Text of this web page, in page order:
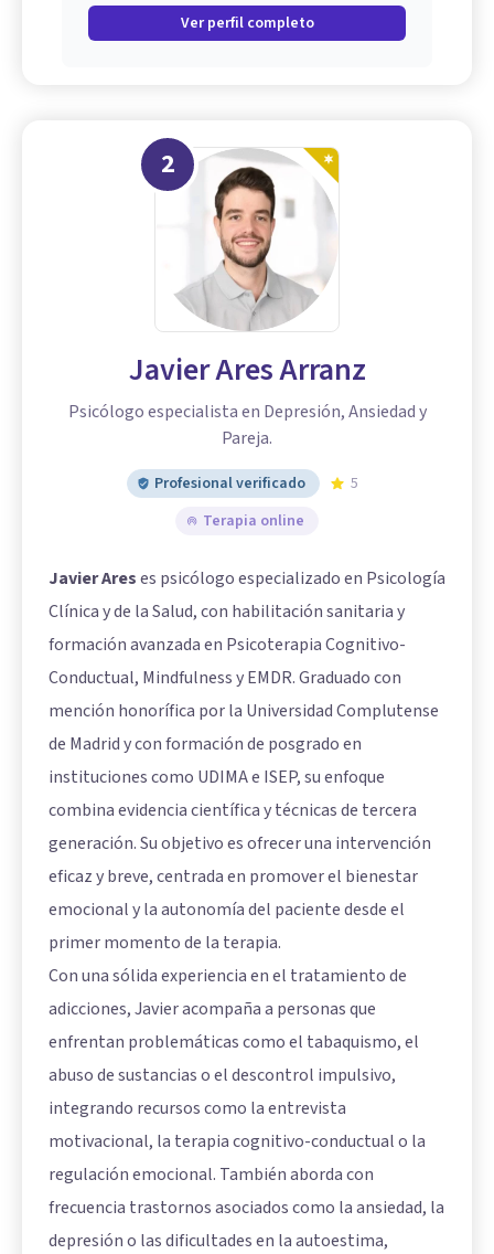
Ver perfil completo
2
Javier Ares Arranz
Psicólogo especialista en Depresión, Ansiedad y
Pareja.
Profesional verificado
5
Terapia online
Javier Areses psicólogo especializado en Psicología
Clínica y de la Salud, con habilitación sanitaria y
formación avanzada en Psicoterapia Cognitivo-
Conductual, Mindfulness y EMDR. Graduado con
mención honorífica por la Universidad Complutense
de Madrid y con formación de posgrado en
instituciones como UDIMA e ISEP, su enfoque
combina evidencia científica y técnicas de tercera
generación. Su objetivo es ofrecer una intervención
eficaz y breve, centrada en promover el bienestar
emocional y la autonomía del paciente desde el
primer momento de la terapia.
Con una sólida experiencia en el tratamiento de
adicciones, Javier acompaña a personas que
enfrentan problemáticas como el tabaquismo, el
abuso de sustancias o el descontrol impulsivo,
integrando recursos como la entrevista
motivacional, la terapia cognitivo-conductual o la
regulación emocional. También aborda con
frecuencia trastornos asociados como la ansiedad, la
depresión o las dificultades en la autoestima,